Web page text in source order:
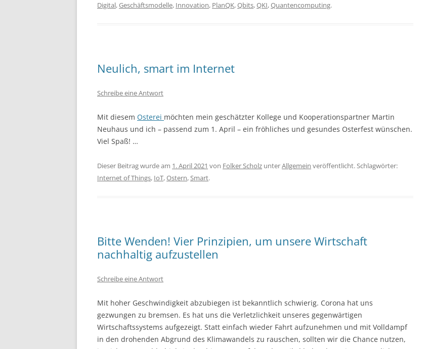
Digital,Geschäftsmodelle, Innovation, PlanQK,Qbits,QKI,Quantencomputing.
Neulich, smart im Internet
Schreibe eine Antwort
Mit diesem Osterei möchten mein geschätzter Kollege und Kooperationspartner Martin
Neuhaus und ich – passend zum 1. April – ein fröhliches und gesundes Osterfest wünschen.
Viel Spaß! …
Dieser Beitrag wurde am 1. April 2021 von Folker Scholz unterAllgemein veröffentlicht. Schlagwörter:
Internet of Things, IoT,Ostern,Smart.
Bitte Wenden! Vier Prinzipien, um unsere Wirtschaft
nachhaltig aufzustellen
Schreibe eine Antwort
Mit hoher Geschwindigkeit abzubiegen ist bekanntlich schwierig. Corona hat uns
gezwungen zu bremsen. Es hat uns die Verletzlichkeit unseres gegenwärtigen
Wirtschaftssystems aufgezeigt. Statt einfach wieder Fahrt aufzunehmen und mit Volldampf
in den drohenden Abgrund des Klimawandels zu rauschen, sollten wir die Chance nutzen,